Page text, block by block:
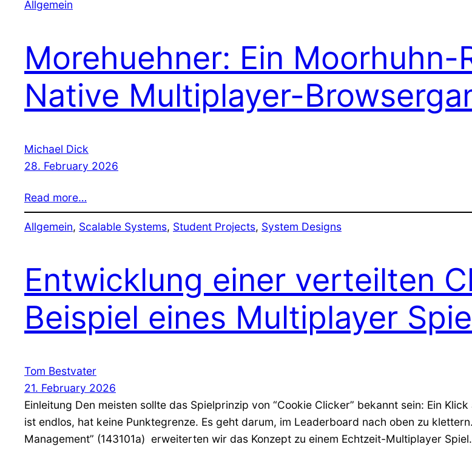
Allgemein
Morehuehner: Ein Moorhuhn-
Native Multiplayer-
Michael Dick
28. February 2026
Read more…
Allgemein, Scalable Systems, Student Projects, System Designs
Entwicklung einer verteilten
Beispiel eines Multiplayer
Tom Bestvater
21. February 2026
Einleitung Den meisten sollte das Spielprinzip von “Cookie Clicker” bekannt sein: Ein
ist endlos, hat keine Punktegrenze. Es geht darum, im Leaderboard nach oben zu
Management” (143101a) erweiterten wir das Konzept zu einem Echtzeit-Multiplayer